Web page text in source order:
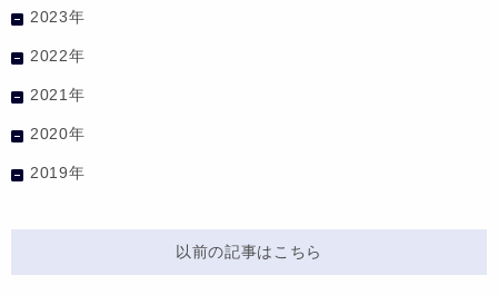
2023年
2022年
2021年
2020年
2019年
以前の記事はこちら